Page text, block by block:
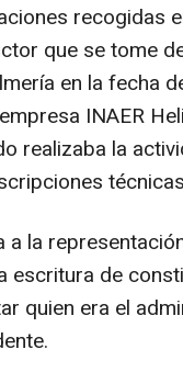
recogidas
que se tome
en la fecha
INAER
realizaba la
a la
escritura de
quien era el